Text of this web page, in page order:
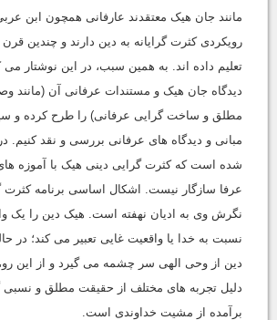
مانند جان هیک معتقدند عارفانی همچون ابن
رویکردی کثرت گرایانه به دین دارند و چندین قرن
تعلیم داده اند. به همین سبب، در این نوشتار
دیدگاه جان هیک و مستندات عرفانی آن (مانند
مطلق و ساخت گرایی عرفانی) را طرح کرده و
مبانی و دیدگاه های عرفانی بررسی و نقد کنیم.
شده است که کثرت گرایی دینی هیک با آموزه
عرفا سازگار نیست. اشکال اساسی برنامه کثرت
نگرش وی به ادیان نهفته است. هیک دین را یک
نسبت به خدا یا واقعیت غایی تعبیر می کند؛ در
دین از وحی الهی سر چشمه می گیرد و از این رو،
دلیل تجربه های مختلف از حقیقت مطلق و نسبی
برآمده از مشیت خداوندی است.